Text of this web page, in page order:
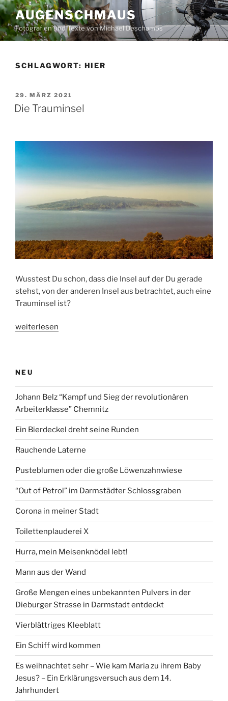
Zum
Inhalt
springen
AUGENSCHMAUS
Fotografien und Texte von Michael Deschamps
SCHLAGWORT: HIER
VERÖFFENTLICHT
AM
29. MÄRZ 2021
Die Trauminsel
Wusstest Du schon, dass die Insel auf der Du gerade
stehst, von der anderen Insel aus betrachtet, auch eine
Trauminsel ist?
„Die
weiterlesen
NEU
Johann Belz “Kampf und Sieg der revolutionären
Arbeiterklasse” Chemnitz
Ein Bierdeckel dreht seine Runden
Rauchende Laterne
Pusteblumen oder die große Löwenzahnwiese
“Out of Petrol” im Darmstädter Schlossgraben
Corona in meiner Stadt
Toilettenplauderei X
Hurra, mein Meisenknödel lebt!
Mann aus der Wand
Große Mengen eines unbekannten Pulvers in der
Dieburger Strasse in Darmstadt entdeckt
Vierblättriges Kleeblatt
Ein Schiff wird kommen
Es weihnachtet sehr – Wie kam Maria zu ihrem Baby
Jesus? – Ein Erklärungsversuch aus dem 14.
Jahrhundert